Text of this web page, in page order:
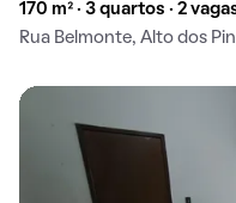
170 m² · 3 quartos · 2
Rua Belmonte, Alto dos